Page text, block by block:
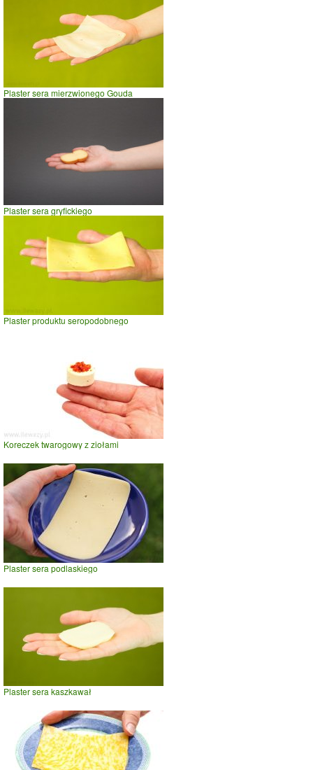
Plaster sera mierzwionego Gouda
Plaster sera gryfickiego
Plaster produktu seropodobnego
Koreczek twarogowy z ziołami
Plaster sera podlaskiego
Plaster sera kaszkawał